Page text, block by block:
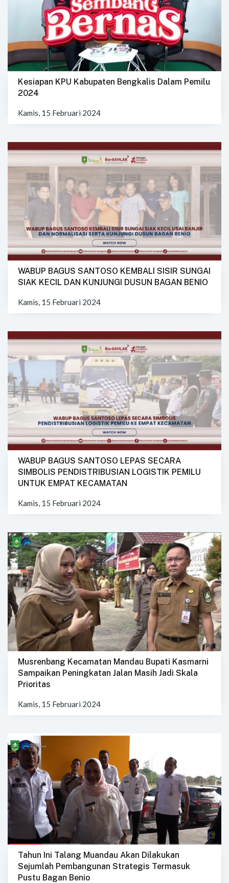
Kesiapan KPU Kabupaten Bengkalis Dalam Pemilu
2024
Kamis, 15 Februari 2024
WABUP BAGUS SANTOSO KEMBALI SISIR SUNGAI
SIAK KECIL DAN KUNJUNGI DUSUN BAGAN BENIO
Kamis, 15 Februari 2024
WABUP BAGUS SANTOSO LEPAS SECARA
SIMBOLIS PENDISTRIBUSIAN LOGISTIK PEMILU
UNTUK EMPAT KECAMATAN
Kamis, 15 Februari 2024
Musrenbang Kecamatan Mandau Bupati Kasmarni
Sampaikan Peningkatan Jalan Masih Jadi Skala
Prioritas
Kamis, 15 Februari 2024
Tahun Ini Talang Muandau Akan Dilakukan
Sejumlah Pembangunan Strategis Termasuk
Pustu Bagan Benio